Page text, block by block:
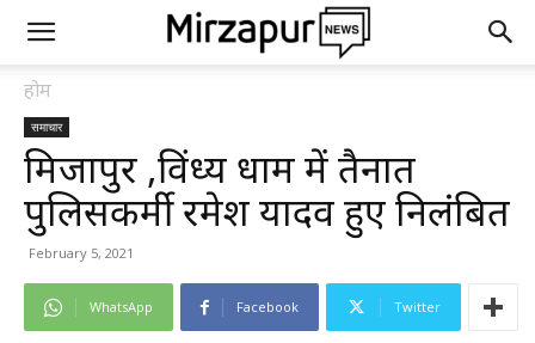
होम
समाचार
मिर्जापुर ,विंध्य धाम में तैनात
पुलिसकर्मी रमेश यादव हुए निलंबित
February 5, 2021
WhatsApp Facebook Twitter